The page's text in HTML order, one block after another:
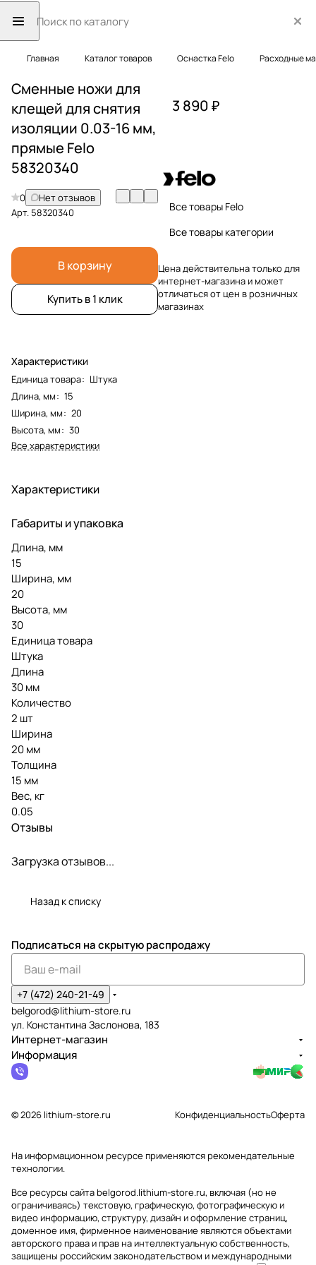
Главная Каталог товаров Оснастка Felo Расходные
Сменные ножи для
клещей для снятия
изоляции 0.03-16 мм,
прямые Felo
58320340
0
Нет отзывов
Арт. 58320340
В корзину
Купить в 1 клик
Характеристики
Единица товара: Штука
Длина, мм: 15
Ширина, мм: 20
Высота, мм: 30
Все характеристики
3 890 ₽
Все товары Felo
Все товары категории
Цена действительна только для
интернет-магазина и может
отличаться от цен в розничных
магазинах
Характеристики
Габариты и упаковка
Длина, мм
15
Ширина, мм
20
Высота, мм
30
Единица товара
Штука
Длина
30 мм
Количество
2 шт
Ширина
20 мм
Толщина
15 мм
Вес, кг
0.05
Отзывы
Загрузка отзывов...
Назад к списку
Подписаться на скрытую распродажу
+7 (472) 240-21-49
belgorod@lithium-store.ru
ул. Константина Заслонова, 183
Интернет-магазин
Информация
© 2026 lithium-store.ru КонфиденциальностьОферта
На информационном ресурсе применяютсярекомендательные
технологии.
Все ресурсы сайта belgorod.lithium-store.ru, включая (но не
ограничиваясь) текстовую, графическую, фотографическую и
видео информацию, структуру, дизайн и оформление страниц,
доменное имя, фирменное наименование являются объектами
авторского права и прав на интеллектуальную собственность,
защищены российским законодательством и международными